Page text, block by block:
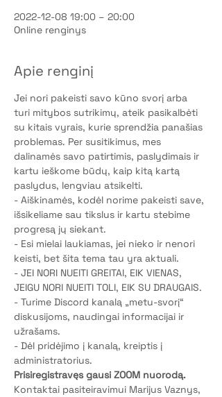
2022-12-08 19:00 – 20:00
Online renginys
Apie renginį
Jei nori pakeisti savo kūno svorį arba
turi mitybos sutrikimų, ateik pasikalbėti
su kitais vyrais, kurie sprendžia panašias
problemas. Per susitikimus, mes
dalinamės savo patirtimis, paslydimais ir
kartu ieškome būdų, kaip kitą kartą
paslydus, lengviau atsikelti.
- Aiškinamės, kodėl norime pakeisti save,
išsikeliame sau tikslus ir kartu stebime
progresą jų siekant.
- Esi mielai laukiamas, jei nieko ir nenori
keisti, bet šita tema tau yra aktuali.
- JEI NORI NUEITI GREITAI, EIK VIENAS,
JEIGU NORI NUEITI TOLI, EIK SU DRAUGAIS.
- Turime Discord kanalą „metu-svorį“
diskusijoms, naudingai informacijai ir
užrašams.
- Dėl pridėjimo į kanalą, kreiptis į
administratorius.
Prisiregistravęs gausi ZOOM nuorodą.
Kontaktai pasiteiravimui Marijus Vaznys,